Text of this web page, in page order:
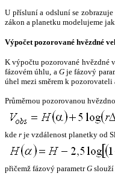
U přísluní a odsluní se
zákon a planetku modelujeme
Výpočet pozorované hvězdné
K výpočtu pozorované hvězdné
fázovém úhlu, a Gje fázový
úhel mezi směrem k
Průměrnou pozorovanou
kde r je vzdálenost planetky od
přičemž fázový parametrG slouží